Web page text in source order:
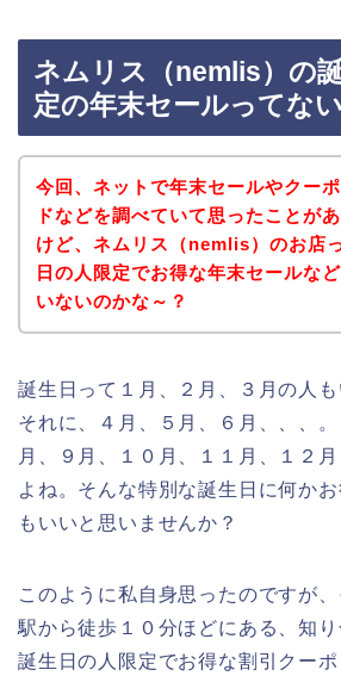
ネムリス（nemlis）の
定の年末セールってな
今回、ネットで年末セールやクー
ドなどを調べていて思ったことが
けど、ネムリス（nemlis）のお店
日の人限定でお得な年末セールな
いないのかな～？
誕生日って１月、２月、３月の人も
それに、４月、５月、６月、、、
月、９月、１０月、１１月、１２
よね。そんな特別な誕生日に何か
もいいと思いませんか？
このように私自身思ったのですが
駅から徒歩１０分ほどにある、知り
誕生日の人限定でお得な割引クー